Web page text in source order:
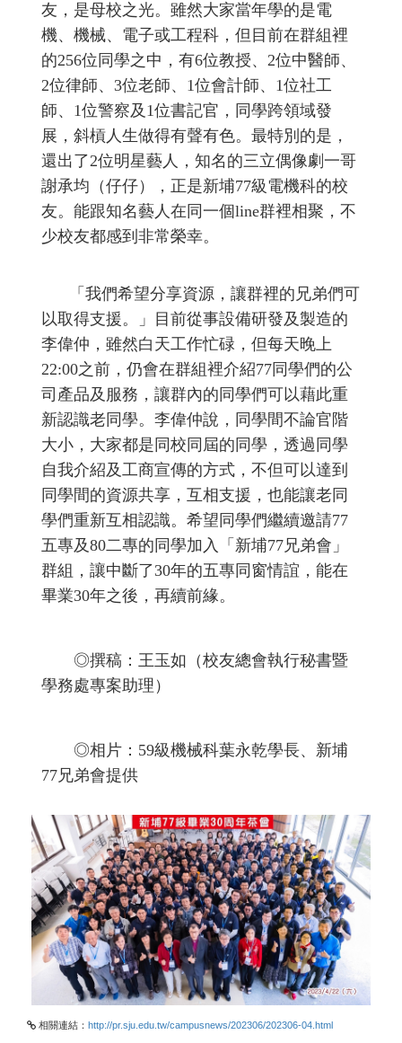
友，是母校之光。雖然大家當年學的是電
機、機械、電子或工程科，但目前在群組裡
的256位同學之中，有6位教授、2位中醫師、
2位律師、3位老師、1位會計師、1位社工
師、1位警察及1位書記官，同學跨領域發
展，斜槓人生做得有聲有色。最特別的是，
還出了2位明星藝人，知名的三立偶像劇一哥
謝承均（仔仔），正是新埔77級電機科的校
友。能跟知名藝人在同一個line群裡相聚，不
少校友都感到非常榮幸。
「我們希望分享資源，讓群裡的兄弟們可
以取得支援。」目前從事設備研發及製造的
李偉仲，雖然白天工作忙碌，但每天晚上
22:00之前，仍會在群組裡介紹77同學們的公
司產品及服務，讓群內的同學們可以藉此重
新認識老同學。李偉仲說，同學間不論官階
大小，大家都是同校同屆的同學，透過同學
自我介紹及工商宣傳的方式，不但可以達到
同學間的資源共享，互相支援，也能讓老同
學們重新互相認識。希望同學們繼續邀請77
五專及80二專的同學加入「新埔77兄弟會」
群組，讓中斷了30年的五專同窗情誼，能在
畢業30年之後，再續前緣。
◎撰稿：王玉如（校友總會執行秘書暨
學務處專案助理）
◎相片：59級機械科葉永乾學長、新埔
77兄弟會提供
相關連結： http://pr.sju.edu.tw/campusnews/202306/202306-04.html